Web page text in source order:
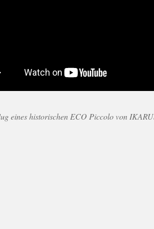
eines historischen ECO Piccolo von